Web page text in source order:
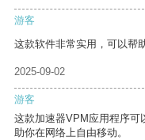
游客
这款软件非常实用，可以帮
2025-09-02
游客
这款加速器VPM应用程序可
助你在网络上自由移动。